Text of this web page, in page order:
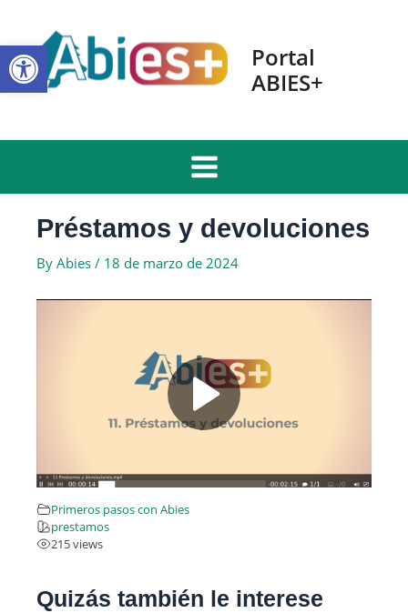
Open toolbar
content
Portal
ABIES+
Main
Menu
Préstamos y devoluciones
By Abies / 18 de marzo de 2024
Primeros pasos con Abies
prestamos
215 views
Quizás también le interese